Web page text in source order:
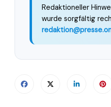
Redaktioneller
wurde sorgfältig